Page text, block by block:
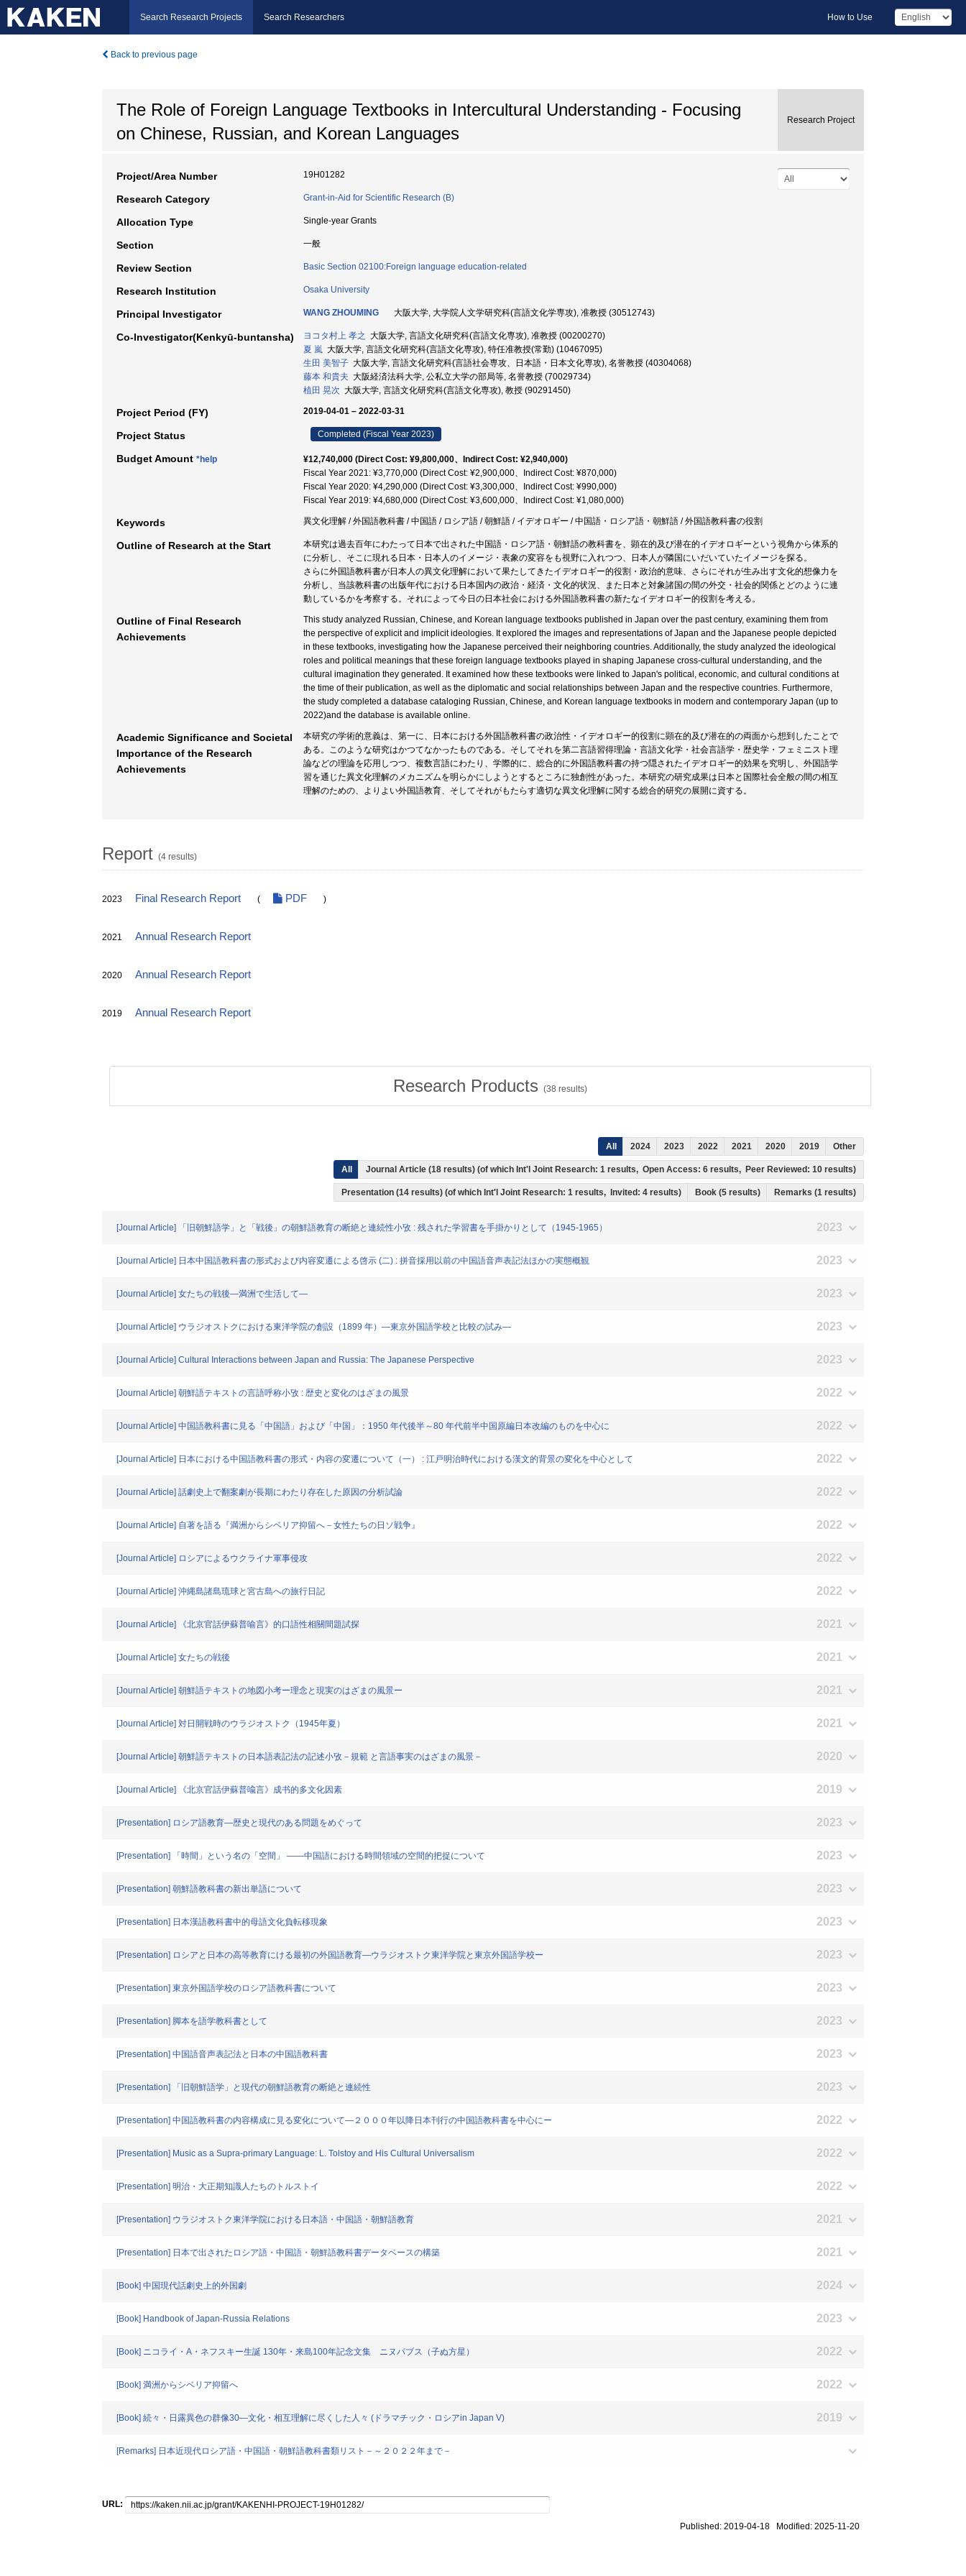
Search Research Projects Search Researchers How to Use
Back to previous page
The Role of Foreign Language Textbooks in Intercultural Understanding - Focusing
on Chinese, Russian, and Korean Languages
Research Project
Project/Area Number 19H01282
Research Category Grant-in-Aid for Scientific Research (B)
Allocation Type Single-year Grants
Section 一般
Review Section Basic Section 02100:Foreign language education-related
Research Institution Osaka University
Principal Investigator WANG ZHOUMING 大阪大学, 大学院人文学研究科(言語文化学専攻), 准教授 (30512743)
Co-Investigator(Kenkyū-buntansha) ヨコタ村上 孝之 大阪大学, 言語文化研究科(言語文化専攻), 准教授 (00200270)
夏 嵐 大阪大学, 言語文化研究科(言語文化専攻), 特任准教授(常勤) (10467095)
生田 美智子 大阪大学, 言語文化研究科(言語社会専攻、日本語・日本文化専攻), 名誉教授 (40304068)
藤本 和貴夫 大阪経済法科大学, 公私立大学の部局等, 名誉教授 (70029734)
植田 晃次 大阪大学, 言語文化研究科(言語文化専攻), 教授 (90291450)
Project Period (FY) 2019-04-01 – 2022-03-31
Project Status Completed (Fiscal Year 2023)
Budget Amount *help
¥12,740,000 (Direct Cost: ¥9,800,000、Indirect Cost: ¥2,940,000)
Fiscal Year 2021: ¥3,770,000 (Direct Cost: ¥2,900,000、Indirect Cost: ¥870,000)
Fiscal Year 2020: ¥4,290,000 (Direct Cost: ¥3,300,000、Indirect Cost: ¥990,000)
Fiscal Year 2019: ¥4,680,000 (Direct Cost: ¥3,600,000、Indirect Cost: ¥1,080,000)
Keywords 異文化理解 / 外国語教科書 / 中国語 / ロシア語 / 朝鮮語 / イデオロギー / 中国語・ロシア語・朝鮮語 / 外国語教科書の役割
Outline of Research at the Start
本研究は過去百年にわたって日本で出された中国語・ロシア語・朝鮮語の教科書を、顕在的及び潜在的イデオロギーという視角から体系的
に分析し、そこに現れる日本・日本人のイメージ・表象の変容をも視野に入れつつ、日本人が隣国にいだいていたイメージを探る。
さらに外国語教科書が日本人の異文化理解において果たしてきたイデオロギー的役割・政治的意味、さらにそれが生み出す文化的想像力を
分析し、当該教科書の出版年代における日本国内の政治・経済・文化的状況、また日本と対象諸国の間の外交・社会的関係とどのように連
動しているかを考察する。それによって今日の日本社会における外国語教科書の新たなイデオロギー的役割を考える。
Outline of Final Research
Achievements
This study analyzed Russian, Chinese, and Korean language textbooks published in Japan over the past century, examining them from
the perspective of explicit and implicit ideologies. It explored the images and representations of Japan and the Japanese people depicted
in these textbooks, investigating how the Japanese perceived their neighboring countries. Additionally, the study analyzed the ideological
roles and political meanings that these foreign language textbooks played in shaping Japanese cross-cultural understanding, and the
cultural imagination they generated. It examined how these textbooks were linked to Japan's political, economic, and cultural conditions at
the time of their publication, as well as the diplomatic and social relationships between Japan and the respective countries. Furthermore,
the study completed a database cataloging Russian, Chinese, and Korean language textbooks in modern and contemporary Japan (up to
2022)and the database is available online.
Academic Significance and Societal
Importance of the Research
Achievements
本研究の学術的意義は、第一に、日本における外国語教科書の政治性・イデオロギー的役割に顕在的及び潜在的の両面から想到したことで
ある。このような研究はかつてなかったものである。そしてそれを第二言語習得理論・言語文化学・社会言語学・歴史学・フェミニスト理
論などの理論を応用しつつ、複数言語にわたり、学際的に、総合的に外国語教科書の持つ隠されたイデオロギー的効果を究明し、外国語学
習を通じた異文化理解のメカニズムを明らかにしようとするところに独創性があった。本研究の研究成果は日本と国際社会全般の間の相互
理解のための、よりよい外国語教育、そしてそれがもたらす適切な異文化理解に関する総合的研究の展開に資する。
Report (4 results)
2023 Final Research Report ( PDF )
2021 Annual Research Report
2020 Annual Research Report
2019 Annual Research Report
Research Products (38 results)
All 2024 2023 2022 2021 2020 2019 Other
All Journal Article (18 results) (of which Int'l Joint Research: 1 results, Open Access: 6 results, Peer Reviewed: 10 results)
Presentation (14 results) (of which Int'l Joint Research: 1 results, Invited: 4 results) Book (5 results) Remarks (1 results)
[Journal Article] 「旧朝鮮語学」と「戦後」の朝鮮語教育の断絶と連続性小攷 : 残された学習書を手掛かりとして（1945-1965） 2023
[Journal Article] 日本中国語教科書の形式および内容変遷による啓示 (二) : 拼音採用以前の中国語音声表記法ほかの実態概観 2023
[Journal Article] 女たちの戦後―満洲で生活して― 2023
[Journal Article] ウラジオストクにおける東洋学院の創設（1899 年）―東京外国語学校と比較の試み― 2023
[Journal Article] Cultural Interactions between Japan and Russia: The Japanese Perspective 2023
[Journal Article] 朝鮮語テキストの言語呼称小攷 : 歴史と変化のはざまの風景 2022
[Journal Article] 中国語教科書に見る「中国語」および「中国」：1950 年代後半～80 年代前半中国原編日本改編のものを中心に 2022
[Journal Article] 日本における中国語教科書の形式・内容の変遷について（一） : 江戸明治時代における漢文的背景の変化を中心として 2022
[Journal Article] 話劇史上で翻案劇が長期にわたり存在した原因の分析試論 2022
[Journal Article] 自著を語る『満洲からシベリア抑留へ－女性たちの日ソ戦争』 2022
[Journal Article] ロシアによるウクライナ軍事侵攻 2022
[Journal Article] 沖縄島諸島琉球と宮古島への旅行日記 2022
[Journal Article] 《北京官話伊蘇普喻言》的口語性相關間題試探 2021
[Journal Article] 女たちの戦後 2021
[Journal Article] 朝鮮語テキストの地図小考ー理念と現実のはざまの風景ー 2021
[Journal Article] 対日開戦時のウラジオストク（1945年夏） 2021
[Journal Article] 朝鮮語テキストの日本語表記法の記述小攷－規範 と言語事実のはざまの風景－ 2020
[Journal Article] 《北京官話伊蘇普喩言》成书的多文化因素 2019
[Presentation] ロシア語教育―歴史と現代のある問題をめぐって 2023
[Presentation] 「時間」という名の「空間」 ――中国語における時間領域の空間的把捉について 2023
[Presentation] 朝鮮語教科書の新出単語について 2023
[Presentation] 日本漢語教科書中的母語文化負転移現象 2023
[Presentation] ロシアと日本の高等教育にける最初の外国語教育―ウラジオストク東洋学院と東京外国語学校ー 2023
[Presentation] 東京外国語学校のロシア語教科書について 2023
[Presentation] 脚本を語学教科書として 2023
[Presentation] 中国語音声表記法と日本の中国語教科書 2023
[Presentation] 「旧朝鮮語学」と現代の朝鮮語教育の断絶と連続性 2023
[Presentation] 中国語教科書の内容構成に見る変化について―２０００年以降日本刊行の中国語教科書を中心にー 2022
[Presentation] Music as a Supra-primary Language: L. Tolstoy and His Cultural Universalism 2022
[Presentation] 明治・大正期知識人たちのトルストイ 2022
[Presentation] ウラジオストク東洋学院における日本語・中国語・朝鮮語教育 2021
[Presentation] 日本で出されたロシア語・中国語・朝鮮語教科書データベースの構築 2021
[Book] 中国現代話劇史上的外国劇 2024
[Book] Handbook of Japan-Russia Relations 2023
[Book] ニコライ・A・ネフスキー生誕 130年・来島100年記念文集 ニヌパブス（子ぬ方星） 2022
[Book] 満洲からシベリア抑留へ 2022
[Book] 続々・日露異色の群像30―文化・相互理解に尽くした人々 (ドラマチック・ロシアin Japan V) 2019
[Remarks] 日本近現代ロシア語・中国語・朝鮮語教科書類リスト－～２０２２年まで－
URL:
Published: 2019-04-18 Modified: 2025-11-20